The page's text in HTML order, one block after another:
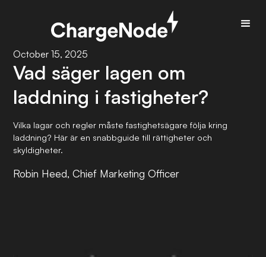
October 15, 2025
Vad säger lagen om
laddning i fastigheter?
Vilka lagar och regler måste fastighetsägare följa kring
laddning? Här är en snabbguide till rättigheter och
skyldigheter.
Robin Heed, Chief Marketing Officer